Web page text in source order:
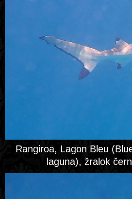
Rangiroa, Lagon Bleu
laguna), žralok